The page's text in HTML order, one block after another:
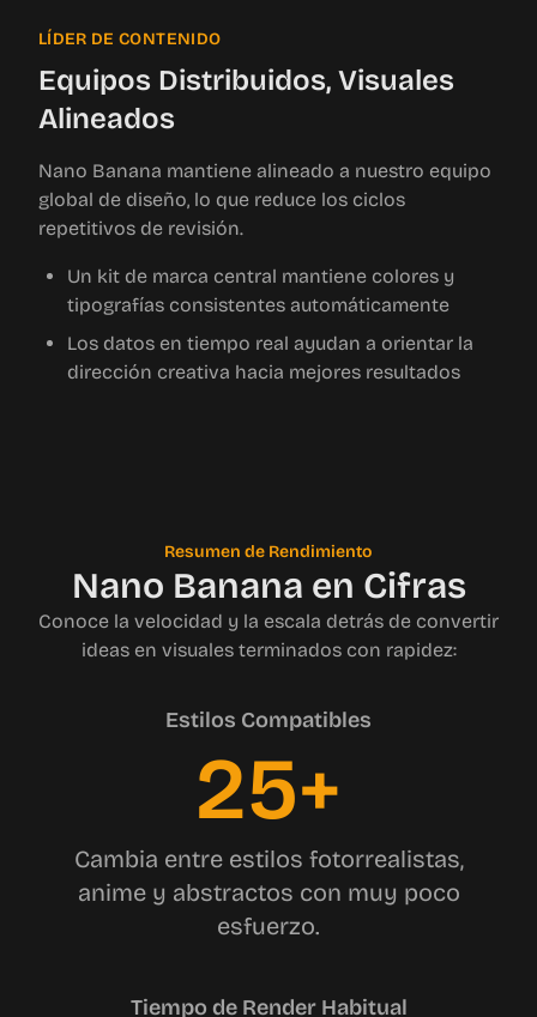
LÍDER DE CONTENIDO
Equipos Distribuidos, Visuales
Alineados
Nano Banana mantiene alineado a nuestro equipo
global de diseño, lo que reduce los ciclos
repetitivos de revisión.
Un kit de marca central mantiene colores y
tipografías consistentes automáticamente
Los datos en tiempo real ayudan a orientar la
dirección creativa hacia mejores resultados
Resumen de Rendimiento
Nano Banana en Cifras
Conoce la velocidad y la escala detrás de convertir
ideas en visuales terminados con rapidez:
Estilos Compatibles
25+
Cambia entre estilos fotorrealistas,
anime y abstractos con muy poco
esfuerzo.
Tiempo de Render Habitual